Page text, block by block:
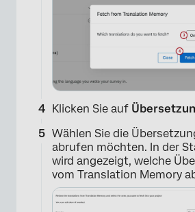
Klicken Sie auf
Wählen Sie die
abrufen möchten. In der
wird angezeigt, welche
vom Translation Memory